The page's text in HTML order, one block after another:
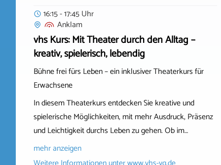
16:15 - 17:45 Uhr
Anklam
vhs Kurs: Mit Theater durch den Alltag –
kreativ, spielerisch, lebendig
Bühne frei fürs Leben – ein inklusiver Theaterkurs für
Erwachsene
In diesem Theaterkurs entdecken Sie kreative und
spielerische Möglichkeiten, mit mehr Ausdruck, Präsenz
und Leichtigkeit durchs Leben zu gehen. Ob im…
mehr anzeigen